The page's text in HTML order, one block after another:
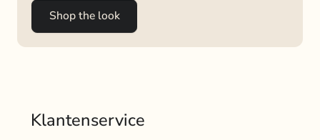
Shop the look
Klantenservice